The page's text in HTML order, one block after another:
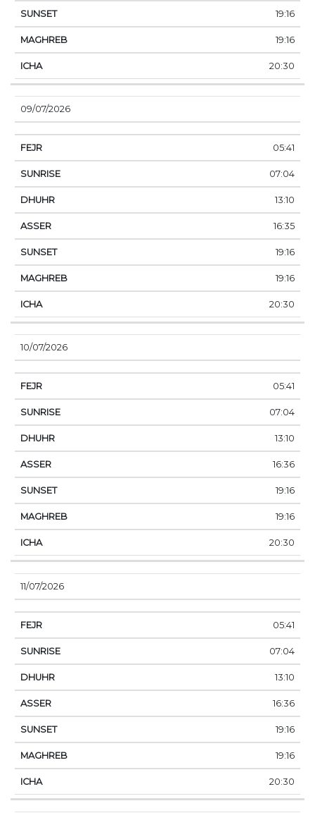
19:16
19:16
20:30
09/07/2026
05:41
07:04
13:10
16:35
19:16
19:16
20:30
10/07/2026
05:41
07:04
13:10
16:36
19:16
19:16
20:30
11/07/2026
05:41
07:04
13:10
16:36
19:16
19:16
20:30